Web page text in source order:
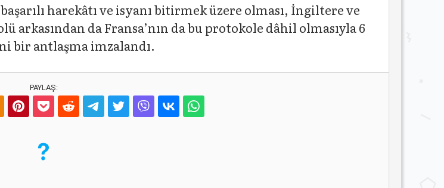
harekâtı ve isyanı bitirmek üzere olması, İngiltere ve
arkasından da Fransa’nın da bu protokole dâhil olmasıyla 6
bir antlaşma imzalandı.
PAYLAŞ: